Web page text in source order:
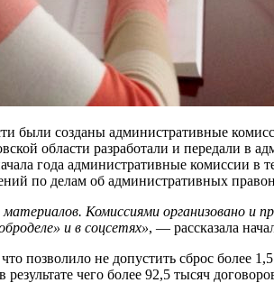
были созданы административные
области разработали и передали в
года административные комиссии
по делам об административных
Комиссиями организовано и
и в соцсетях», — рассказала
позволило не допустить сброс более
чего более 92,5 тысяч